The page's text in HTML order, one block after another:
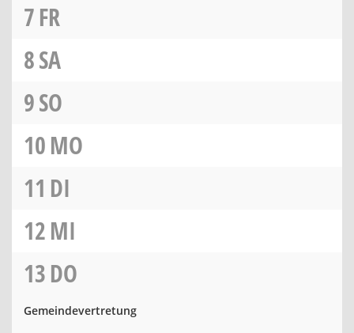
7FR
8SA
9SO
10MO
11 DI
12MI
13DO
Gemeindevertretung